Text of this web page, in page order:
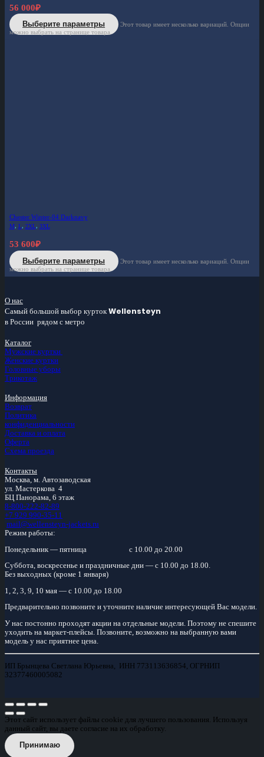
56 000₽
Выберите параметры
Этот товар имеет несколько вариаций. Опции
можно выбрать на странице товара.
Chester Winter-04 Darknavy
M, L, 2XL, 3XL
53 600₽
Выберите параметры
Этот товар имеет несколько вариаций. Опции
можно выбрать на странице товара.
О нас
Самый большойвыбор куртокWellensteyn
в России рядом с метро
Каталог
Мужские куртки
Женские куртки
Головные уборы
Трикотаж
Информация
Возврат
Политика
конфиденциальности
Доставка и оплата
Оферта
Схема проезда
Контакты
Москва, м. Автозаводская
ул. Мастеркова 4
БЦ Панорама, 6 этаж
8-800-222-82-89
+7 929 990-35-11
mail@wellensteyn-jackets.ru
Режим работы:
Понедельник — пятница с 10.00 до 20.00
Суббота, воскресенье и праздничные дни — с 10.00 до 18.00.
Без выходных (кроме 1 января)
1, 2, 3, 9, 10 мая — с 10.00 до 18.00
Предварительно позвоните и уточните наличие интересующей Вас модели.
У нас постонно проходят акции на отдельные модели. Поэтому не спешите
уходить на маркет-плейсы. Позвоните, возможно на выбранную вами
модель у нас приятнее цена.
ИП Брынцева Светлана Юрьевна, ИНН 773113636854, ОГРНИП
32377460005082
Этот сайт использует файлы cookie для лучшего пользования. Используя
данный сайт, вы даете согласие на их обработку.
Принимаю